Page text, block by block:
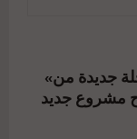
eg.net/
8a%d8%b1-
«فريمو للتطوير العقاري» تطلق مرحلة جديدة من
مشروع جديد